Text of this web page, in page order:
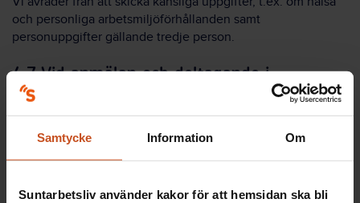
Samtycke Information Om
Suntarbetsliv använder kakor för att hemsidan ska bli
och personliga arbetsmiljöförhållanden samt
personuppgifter gällande tredje person.
4.7 Vid anmälan och deltagande i
aktiviteter, event och nätverk
personuppgifterna
Personuppgifter som
kommunikation och